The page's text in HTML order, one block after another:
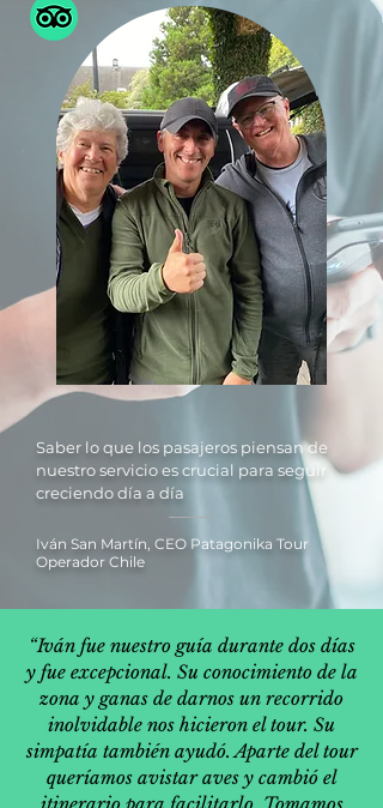
Saber lo que los pasajeros piensan de
nuestro servicio es crucial para seguir
creciendo día a día
Iván San Martín, CEO Patagonika Tour
Operador Chile
“Iván fue nuestro guía durante dos días
y fue excepcional. Su conocimiento de la
zona y ganas de darnos un recorrido
inolvidable nos hicieron el tour. Su
simpatía también ayudó. Aparte del tour
queríamos avistar aves y cambió el